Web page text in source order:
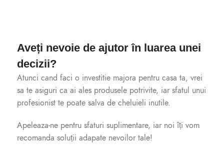
Aveți nevoie de ajutor în luarea unei
decizii?
Atunci cand faci o investitie majora pentru casa ta, vrei
sa te asiguri ca ai ales produsele potrivite, iar sfatul unui
profesionist te poate salva de cheluieli inutile.
Apeleaza-ne pentru sfaturi suplimentare, iar noi îți vom
recomanda soluții adapate nevoilor tale!